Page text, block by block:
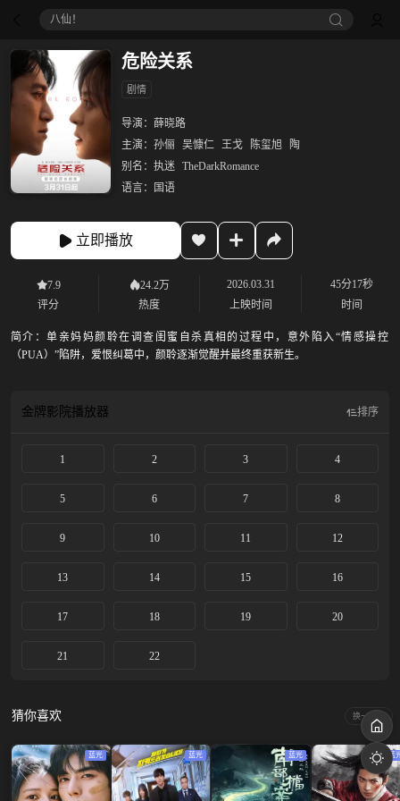
八仙！
危险关系
剧情
导演： 薛晓路
主演： 孙俪 吴慷仁 王戈 陈玺旭
陶
别名： 执迷 TheDarkRomance
语言：
国语
立即播放
7.9
评分
24.2万
热度
2026.03.31
上映时间
45分17秒
时间
简介：单亲妈妈颜聆在调查闺蜜自杀真相的过程中，意外陷入“情感操控
（PUA）”陷阱，爱恨纠葛中，颜聆逐渐觉醒并最终重获新生。
金牌影院播放器 排序
1 2 3 4
5 6 7 8
9 10 11 12
13 14 15 16
17 18 19 20
21 22
猜你喜欢 换一换
蓝光 蓝光 蓝光 蓝